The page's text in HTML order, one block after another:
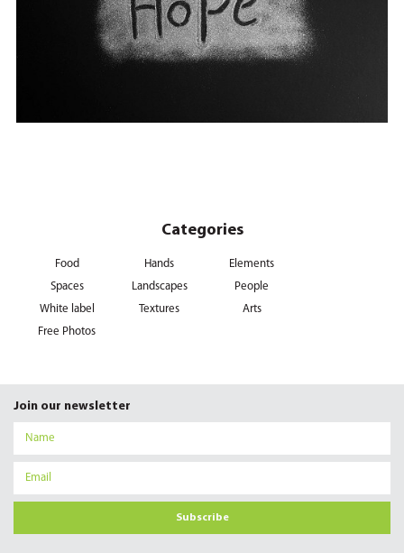
Categories
Food Hands
Elements
Spaces
Landscapes
People
White label
Textures
Arts
Free Photos
Join our newsletter
Subscribe